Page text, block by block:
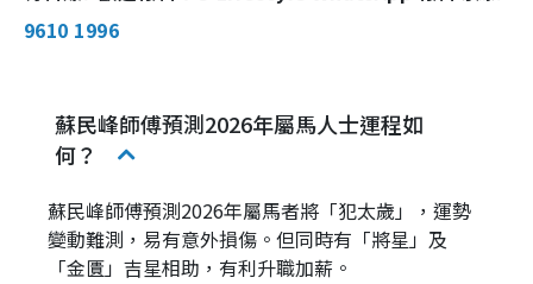
9610 1996
蘇民峰師傅預測2026年屬馬人士運程如
何？
蘇民峰師傅預測2026年屬馬者將「犯太歲」，運勢
變動難測，易有意外損傷。但同時有「將星」及
「金匱」吉星相助，有利升職加薪。